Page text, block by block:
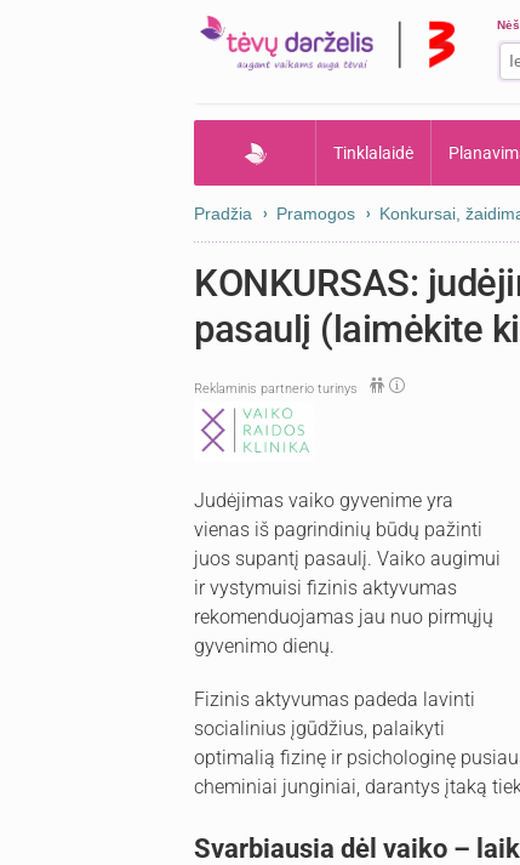
Tinklalaidė
Pradžia Pramogos Konkursai,
KONKURSAS:
pasaulį (laimėkite
Reklaminis partnerio turinys
Judėjimas vaiko gyvenime yra
vienas iš pagrindinių būdų pažinti
juos supantį pasaulį. Vaiko augimui
ir vystymuisi fizinis aktyvumas
rekomenduojamas jau nuo pirmųjų
gyvenimo dienų.
Fizinis aktyvumas padeda lavinti
socialinius įgūdžius, palaikyti
optimalią fizinę ir psichologinę
cheminiai junginiai, darantys įtaką
Svarbiausia dėl vaiko –